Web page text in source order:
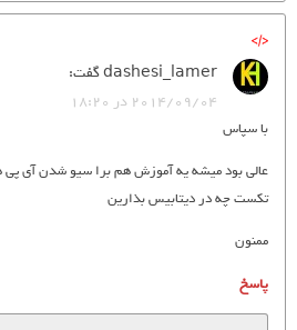
dashesi_lamerگفت:
2014/09/04 در 18:20
با سپاس
عالی بود میشه یه آموزش هم برا سیو شدن آی
تکست چه در دیتابیس بذارین
ممنون
پاسخ